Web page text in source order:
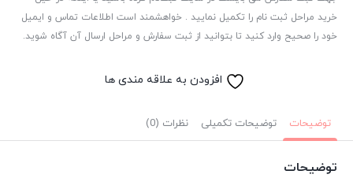
خرید مراحل ثبت نام را تکمیل نمایید . خواهشمند است اطلاعات تماس و ایمیل
خود را صحیح وارد کنید تا بتوانید از ثبت سفارش و مراحل ارسال آن آگاه شوید.
افزودن به علاقه مندی ها
توضیحات توضیحات تکمیلی نظرات (0)
توضیحات